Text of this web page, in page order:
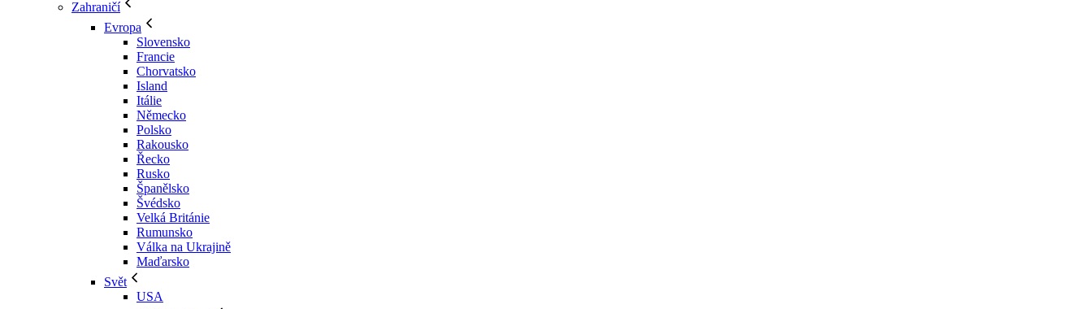
Zahraničí
Evropa
Slovensko
Francie
Chorvatsko
Island
Itálie
Německo
Polsko
Rakousko
Řecko
Rusko
Španělsko
Švédsko
Velká Británie
Rumunsko
Válka na Ukrajině
Maďarsko
Svět
USA